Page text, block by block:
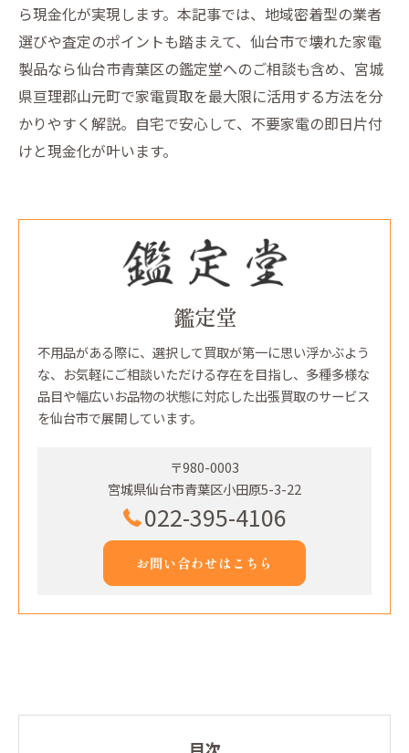
ら現金化が実現します。本記事では、地域密着型の業者
選びや査定のポイントも踏まえて、仙台市で壊れた家電
製品なら仙台市青葉区の鑑定堂へのご相談も含め、宮城
県亘理郡山元町で家電買取を最大限に活用する方法を分
かりやすく解説。自宅で安心して、不要家電の即日片付
けと現金化が叶います。
鑑定堂
不用品がある際に、選択して買取が第一に思い浮かぶよう
な、お気軽にご相談いただける存在を目指し、多種多様な
品目や幅広いお品物の状態に対応した出張買取のサービス
を仙台市で展開しています。
〒980-0003
宮城県仙台市青葉区小田原5-3-22
022-395-4106
お問い合わせはこちら
目次